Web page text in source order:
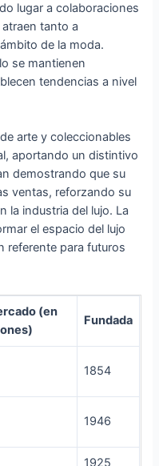
lugar a colaboraciones
tanto a
de la moda.
se mantienen
tendencias a nivel
arte y coleccionables
aportando un distintivo
demostrando que su
ventas, reforzando su
la industria del lujo. La
el espacio del lujo
referente para futuros
(en
Fundada
1854
1946
1925